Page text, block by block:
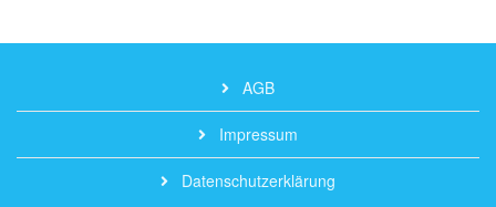
AGB
Impressum
Datenschutzerklärung